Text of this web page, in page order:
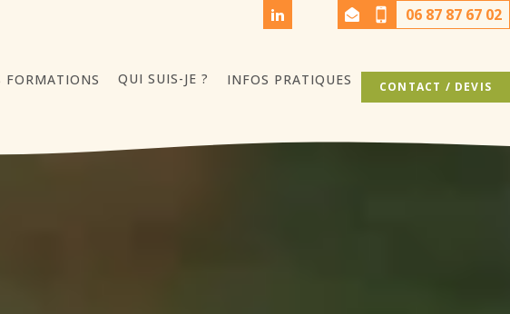
06 87 87 67 02
FORMATIONS QUI SUIS-JE ? INFOS PRATIQUES CONTACT / DEVIS